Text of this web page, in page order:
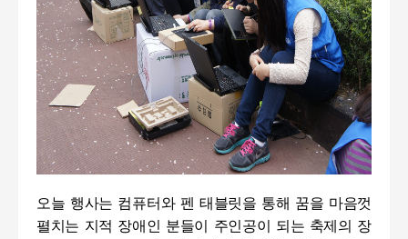
오늘 행사는 컴퓨터와 펜 태블릿을 통해 꿈을 마음껏
펼치는 지적 장애인 분들이 주인공이 되는 축제의 장